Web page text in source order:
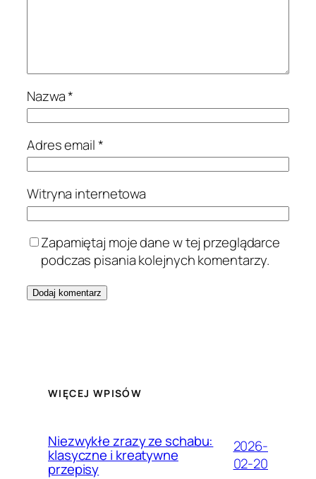
Nazwa*
Adres email*
Witryna internetowa
Zapamiętaj moje dane w tej przeglądarce
podczas pisania kolejnych komentarzy.
WIĘCEJ WPISÓW
Niezwykłe zrazy ze schabu:
klasyczne i kreatywne
przepisy
2026-
02-20